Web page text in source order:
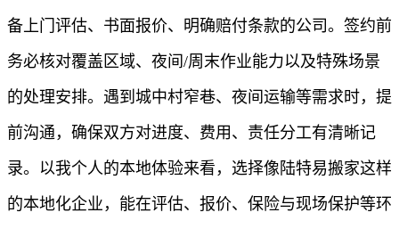
备上门评估、书面报价、明确赔付条款的公司。签约前
务必核对覆盖区域、夜间/周末作业能力以及特殊场景
的处理安排。遇到城中村窄巷、夜间运输等需求时，提
前沟通，确保双方对进度、费用、责任分工有清晰记
录。以我个人的本地体验来看，选择像陆特易搬家这样
的本地化企业，能在评估、报价、保险与现场保护等环